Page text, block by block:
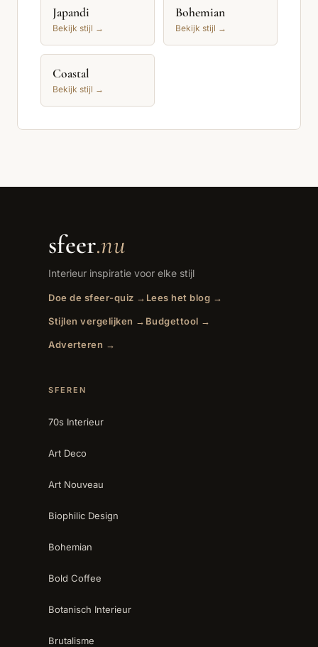
Japandi
Bekijk stijl →
Bohemian
Bekijk stijl →
Coastal
Bekijk stijl →
sfeer.nu
Interieur inspiratie voor elke stijl
Doe de sfeer-quiz → Lees het blog →
Stijlen vergelijken → Budgettool →
Adverteren →
SFEREN
70s Interieur
Art Deco
Art Nouveau
Biophilic Design
Bohemian
Bold Coffee
Botanisch Interieur
Brutalisme